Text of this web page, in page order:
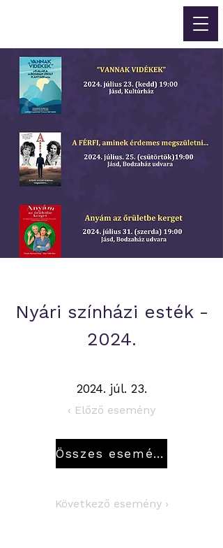
Nyári színházi esték -
2024.
2024. júl. 23.
‹ Előző esemény
Összes esemény
Következő esemény ›